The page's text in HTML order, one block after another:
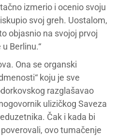
izmerio i ocenio svoju
svoj greh. Uostalom,
objasnio na svojoj prvoj
Berlinu.“
Ona se organski
koju je sve
razglašavao
ulizičkog Saveza
Čak i kada bi
ovo tumačenje